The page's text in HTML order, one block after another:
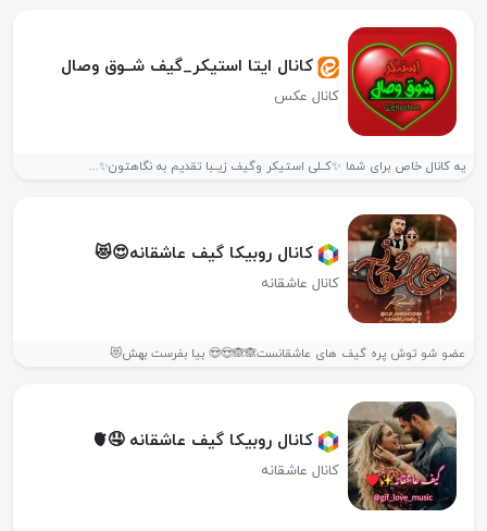
کانال ایتا استیکر_گیف شــوق وصال
کانال عکس
یه کانال خاص برای شما ✨کــلی استیکر وگیف زیــبا تقدیم به نگاهتون✨...
کانال روبیکا گیف عاشقانه😍😻
کانال عاشقانه
عضو شو توش پره گیف های عاشقانست🙈🙈😍😍 بیا بفرست بهش😻
کانال روبیکا گیف عاشقانه 🤤🫀
کانال عاشقانه